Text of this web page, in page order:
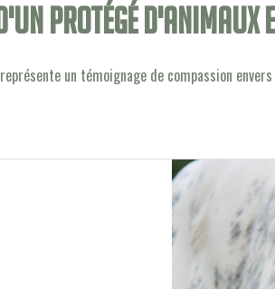
d'un protégé d'animaux
un témoignage de compassion